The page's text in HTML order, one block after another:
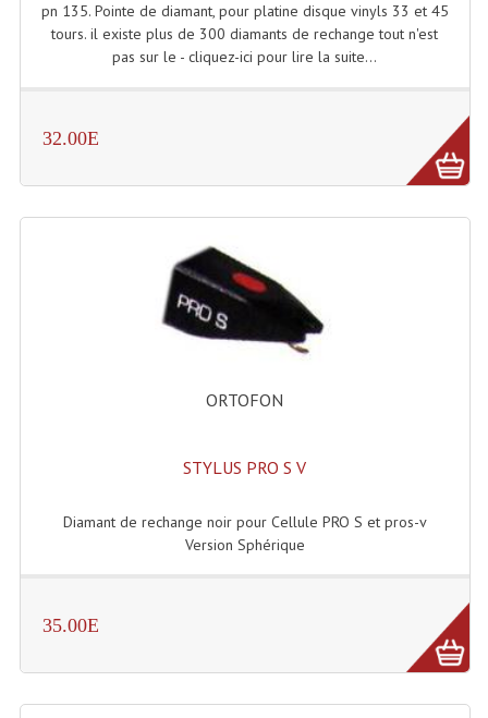
pn 135. Pointe de diamant, pour platine disque vinyls 33 et 45
tours. il existe plus de 300 diamants de rechange tout n'est
pas sur le - cliquez-ici pour lire la suite...
32.00E
ORTOFON
STYLUS PRO S V
Diamant de rechange noir pour Cellule PRO S et pros-v
Version Sphérique
35.00E